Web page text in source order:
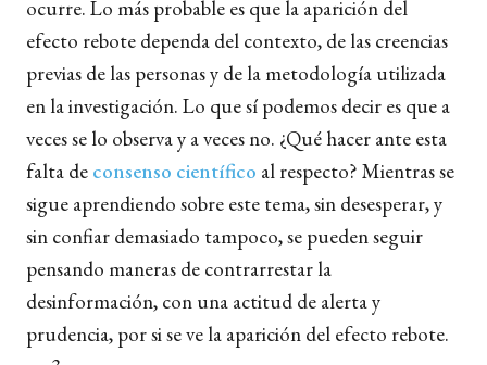
ocurre. Lo más probable es que la aparición del
efecto rebote dependa del contexto, de las creencias
previas de las personas y de la metodología utilizada
en la investigación. Lo que sí podemos decir es que a
veces se lo observa y a veces no. ¿Qué hacer ante esta
falta de consenso científico al respecto? Mientras se
sigue aprendiendo sobre este tema, sin desesperar, y
sin confiar demasiado tampoco, se pueden seguir
pensando maneras de contrarrestar la
desinformación, con una actitud de alerta y
prudencia, por si se ve la aparición del efecto rebote.